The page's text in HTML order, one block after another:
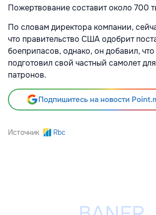
Пожертвование составит около 700
По словам директора компании,
что правительство США одобрит
боеприпасов, однако, он добавил,
подготовил свой частный самолет
патронов.
Подпишитесь на новости
Источник Rbc